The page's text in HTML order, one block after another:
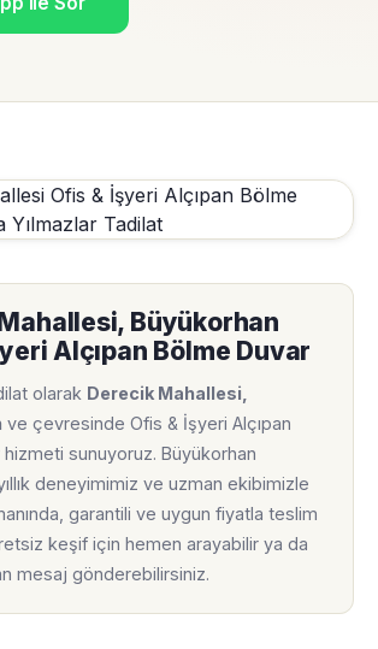
Büyükorhan
Alçıpan Bölme Duvar
olarak Derecik Mahallesi,
ve çevresinde Ofis & İşyeri Alçıpan
sunuyoruz. Büyükorhan
deneyimimiz ve uzman ekibimizle
garantili ve uygun fiyatla teslim
keşif için hemen arayabilir ya da
mesaj gönderebilirsiniz.